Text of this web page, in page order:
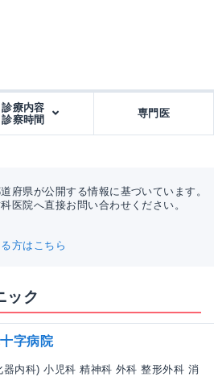
診療内容
診察時間
専門医
府県が公開する情報に基づいています。
医院へ直接お問い合わせください。
方はこちら
ック
字病院
器内科) 小児科 精神科 外科 整形外科 消